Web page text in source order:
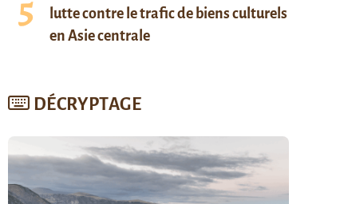
lutte contre le trafic de biens culturels
en Asie centrale
DÉCRYPTAGE